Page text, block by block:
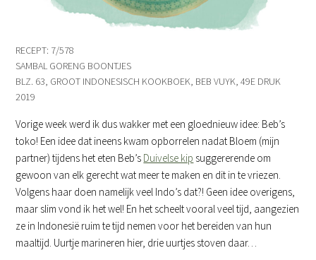
RECEPT: 7/578
SAMBAL GORENG BOONTJES
BLZ. 63, GROOT INDONESISCH KOOKBOEK, BEB VUYK, 49E DRUK
2019
Vorige week werd ik dus wakker met een gloednieuw idee: Beb’s
toko! Een idee dat ineens kwam opborrelen nadat Bloem (mijn
partner) tijdens het eten Beb’s Duivelse kip suggererende om
gewoon van elk gerecht wat meer te maken en dit in te vriezen.
Volgens haar doen namelijk veel Indo’s dat?! Geen idee overigens,
maar slim vond ik het wel! En het scheelt vooral veel tijd, aangezien
ze in Indonesië ruim te tijd nemen voor het bereiden van hun
maaltijd. Uurtje marineren hier, drie uurtjes stoven daar…